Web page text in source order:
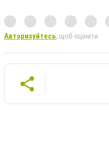
Авторизуйтесь, щоб оцінити